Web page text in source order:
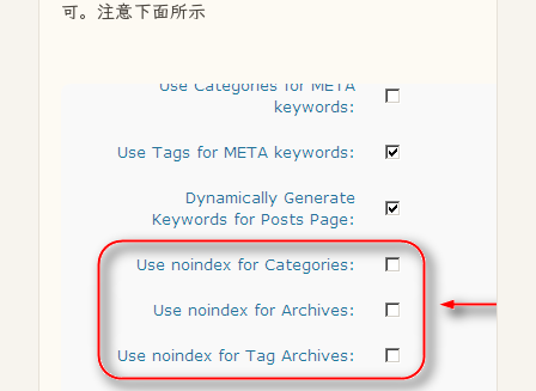
可。注意下面所示